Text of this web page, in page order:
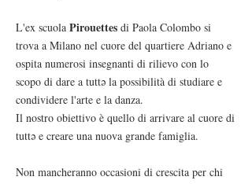
L'ex scuola Pirouettes di Paola Colombo si
trova a Milano nel cuore del quartiere Adriano e
ospita numerosi insegnanti di rilievo con lo
scopo di dare a tuttə la possibilità di studiare e
condividere l'arte e la danza.
Il nostro obiettivo è quello di arrivare al cuore di
tuttə e creare una nuova grande famiglia.
Non mancheranno occasioni di crescita per chi